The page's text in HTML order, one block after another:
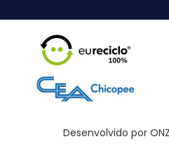
Desenvolvido por